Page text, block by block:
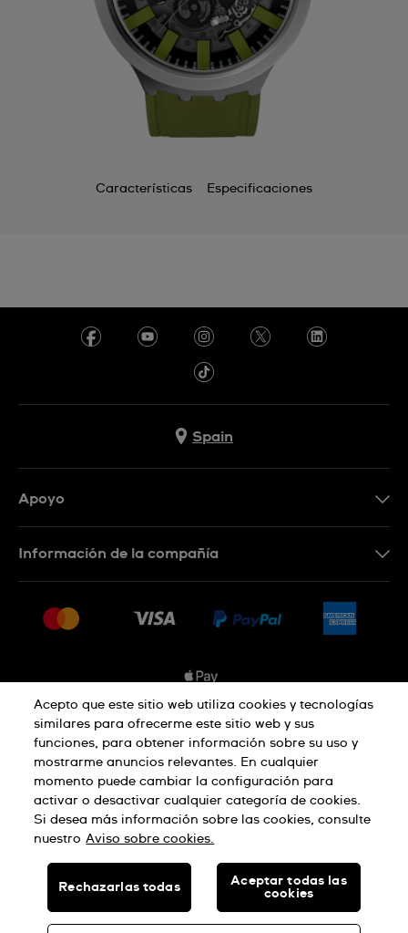
Características Especificaciones
Spain
Apoyo
Devoluciones
Sistema de información
Desistimiento del contrato
Información de la compañía
Empleo
Aviso de privacidad Aviso sobre cookies
Términos de uso
SWISS MADE
© SWATCH AG 2026, TODOS LOS DERECHOS RESERVADOS:
Acepto que este sitio web utiliza cookies y tecnologías
similares para ofrecerme este sitio web y sus
funciones, para obtener información sobre su uso y
mostrarme anuncios relevantes. En cualquier
momento puede cambiar la configuración para
activar o desactivar cualquier categoría de cookies.
Si desea más información sobre las cookies, consulte
nuestro Aviso sobre cookies.
Rechazarlas todas
Aceptar todas las
cookies